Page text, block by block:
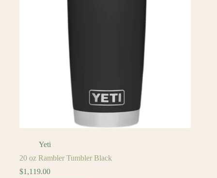
Yeti
20 oz Rambler Tumbler Black
$1,119.00